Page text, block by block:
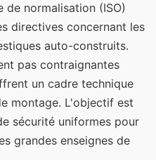
de normalisation (ISO)
directives concernant les
auto-construits.
pas contraignantes
un cadre technique
montage. L'objectif est
sécurité uniformes pour
grandes enseignes de